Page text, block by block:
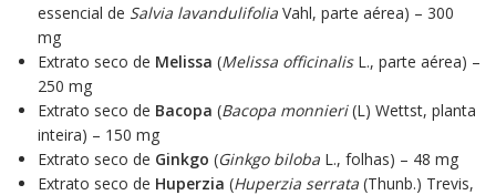
essencial de Salvia lavandulifoliaVahl, parte aérea) – 300
mg
Extrato seco de Melissa (Melissa officinalisL., parte aérea) –
250 mg
Extrato seco de Bacopa (Bacopa monnieri(L) Wettst, planta
inteira) – 150 mg
Extrato seco de Ginkgo (Ginkgo bilobaL., folhas) – 48 mg
Extrato seco de Huperzia (Huperzia serrata(Thunb.) Trevis,